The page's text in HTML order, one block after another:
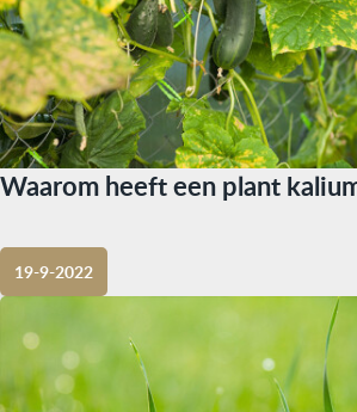
Waarom heeft een plant
19-9-2022